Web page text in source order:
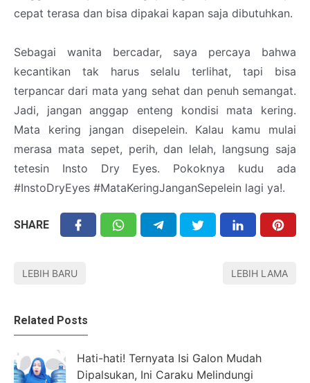
cepat terasa dan bisa dipakai kapan saja dibutuhkan.
Sebagai wanita bercadar, saya percaya bahwa
kecantikan tak harus selalu terlihat, tapi bisa
terpancar dari mata yang sehat dan penuh semangat.
Jadi, jangan anggap enteng kondisi mata kering.
Mata kering jangan disepelein. Kalau kamu mulai
merasa mata sepet, perih, dan lelah, langsung saja
tetesin Insto Dry Eyes. Pokoknya kudu ada
#InstoDryEyes #MataKeringJanganSepelein lagi ya!.
SHARE
LEBIH BARU LEBIH LAMA
Related Posts
Hati-hati! Ternyata Isi Galon Mudah
Dipalsukan, Ini Caraku Melindungi